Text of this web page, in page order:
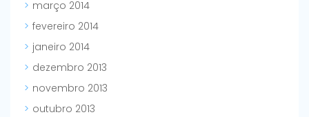
março 2014
fevereiro 2014
janeiro 2014
dezembro 2013
novembro 2013
outubro 2013